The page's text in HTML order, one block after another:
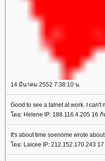
14 มีนาคม 2552 7:38:10 น.
Good to see a talnet at work. I can't
โดย: Helene IP: 188.116.4.205 16
It's about time soenome wrote
โดย: Laicee IP: 212.152.170.243